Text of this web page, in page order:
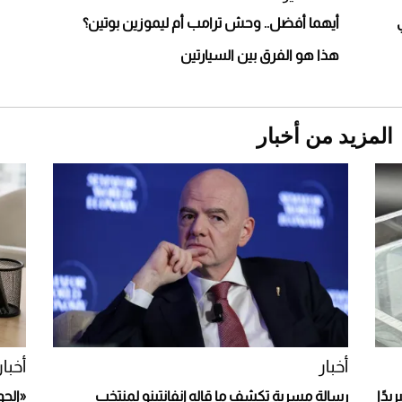
Aston Martin Valiant: على هوى الأبطال
أيهما أفضل.. وحش ترامب أم ليموزين بوتين؟
هذا هو الفرق بين السيارتين
المزيد من أخبار
أخبار
رسالة مسربة تكشف ما قاله إنفانتينو لمنتخب